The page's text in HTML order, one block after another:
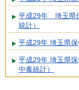
平成29年 埼玉県
統計）
平成29年 埼玉県
平成29年 埼玉県
中毒統計）